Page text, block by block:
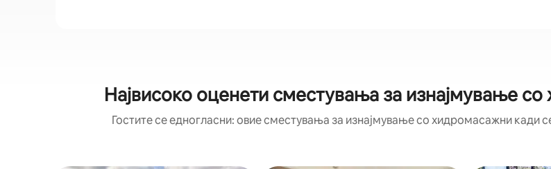
Највисоко оценети сместувања за изнајмување
Гостите се едногласни: овие сместувања за изнајмување со хидромасажни кади